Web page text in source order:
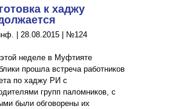
к хаджу
| 28.08.2015 №124
неделе в Муфтияте
прошла встреча работников
по хаджу РИ с
групп паломников, с
были обговорены их